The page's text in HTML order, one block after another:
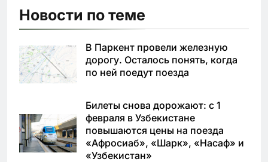
Новости по теме
В Паркент провели железную
дорогу. Осталось понять, когда
по ней поедут поезда
Билеты снова дорожают: с 1
февраля в Узбекистане
повышаются цены на поезда
«Афросиаб», «Шарк», «Насаф» и
«Узбекистан»